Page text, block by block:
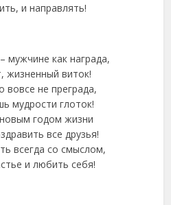
и направлять!
мужчине как награда,
жизненный виток!
вовсе не преграда,
мудрости глоток!
годом жизни
все друзья!
всегда со смыслом,
и любить себя!